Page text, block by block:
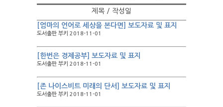
제목 / 작성일
[엄마의 언어로 세상을 본다면] 보도자료 및 표지
도서출판 부키 2018-11-01
[한번은 경제공부] 보도자료 및 표지
도서출판 부키 2018-11-01
[존 나이스비트 미래의 단서] 보도자료 및 표지
도서출판 부키 2018-11-01